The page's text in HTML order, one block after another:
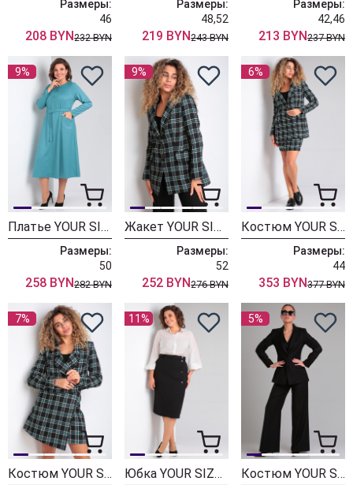
Размеры:
46
208 BYN232 BYN
Размеры:
48,52
219 BYN243 BYN
Размеры:
42,46
213 BYN237 BYN
9%
Платье YOUR SIZE 2211 Бледно-бирюзовый
Размеры:
50
258 BYN282 BYN
9%
Жакет YOUR SIZE 2209 Черный в цветную клетку
Размеры:
52
252 BYN276 BYN
6%
Костюм YOUR SIZE 2207 Черный в цветную клетку
Размеры:
44
353 BYN377 BYN
7%
Костюм YOUR SIZE 2206 Черный в цветную клетку
11%
Юбка YOUR SIZE 2205 черный
5%
Костюм YOUR SIZE 2203 Черный